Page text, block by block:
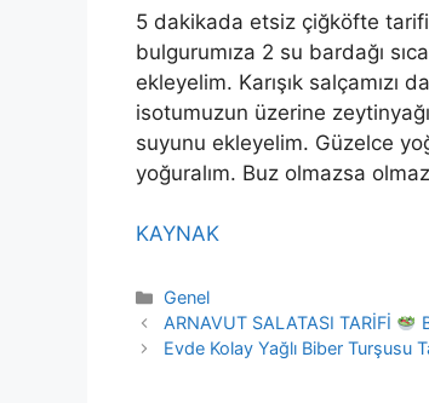
5 dakikada etsiz çiğköfte
bulgurumıza 2 su bardağı
ekleyelim. Karışık salçamızı
isotumuzun üzerine
suyunu ekleyelim. Güzelce
yoğuralım. Buz olmazsa
KAYNAK
Kategoriler
Genel
ARNAVUT SALATASI TARİFİ
Evde Kolay Yağlı Biber Turşusu